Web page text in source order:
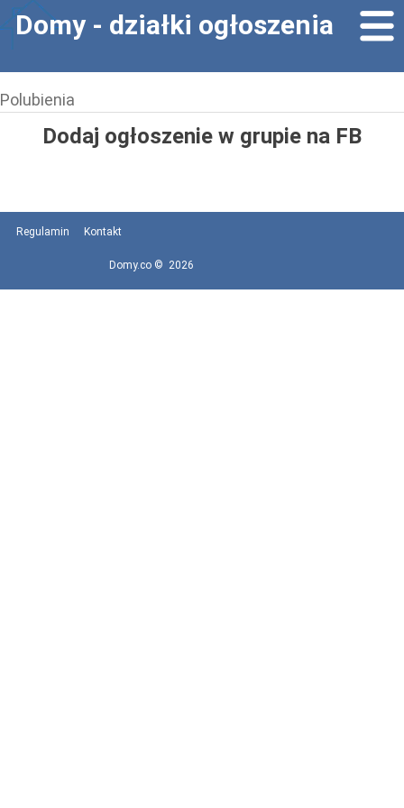
Domy - działki ogłoszenia
Polubienia
Dodaj ogłoszenie w grupie na FB
Regulamin Kontakt
Domy.co © 2026